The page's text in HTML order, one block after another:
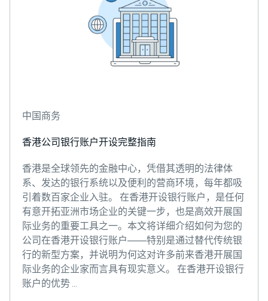
中国商务
香港公司银行账户开设完整指南
香港是全球领先的金融中心，凭借其透明的法律体
系、发达的银行系统以及便利的营商环境，每年都吸
引着数百家企业入驻。 在香港开设银行账户，是任何
有意开拓亚洲市场企业的关键一步，也是高效开展国
际业务的重要工具之一。本文将详细介绍如何为您的
公司在香港开设银行账户——特别是通过替代传统银
行的新型方案，并说明为何这对许多前来香港开展国
际业务的企业家而言具有现实意义。 在香港开设银行
账户的优势 ...